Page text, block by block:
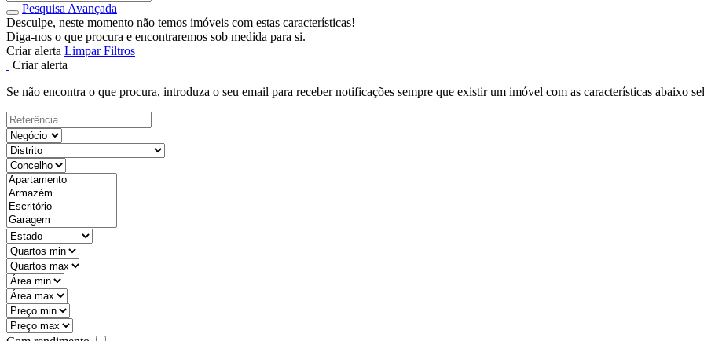
Pesquisa Avançada
Desculpe, neste momento não temos imóveis com estas características!
Diga-nos o que procura e encontraremos sob medida para si.
Criar alerta Limpar Filtros
Criar alerta
Se não encontra o que procura, introduza o seu email para receber notificações sempre que existir um imóvel com as características abaixo